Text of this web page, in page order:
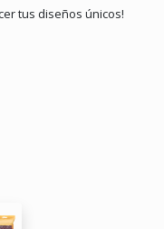
tus diseños únicos!